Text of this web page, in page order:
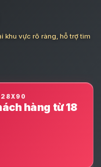
khu vực rõ ràng, hỗ trợ tìm
hàng từ 18